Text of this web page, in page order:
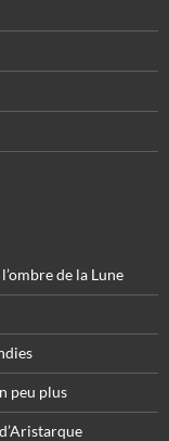
de la Lune
peu plus